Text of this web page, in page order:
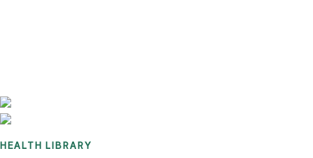
HEALTH LIBRARY